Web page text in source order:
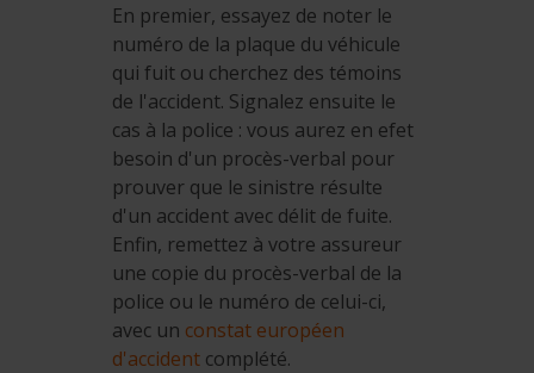
En premier, essayez de noter le
numéro de la plaque du véhicule
qui fuit ou cherchez des témoins
de l'accident. Signalez ensuite le
cas à la police : vous aurez en efet
besoin d'un procès-verbal pour
prouver que le sinistre résulte
d'un accident avec délit de fuite.
Enfin, remettez à votre assureur
une copie du procès-verbal de la
police ou le numéro de celui-ci,
avec un constat européen
d'accident complété.